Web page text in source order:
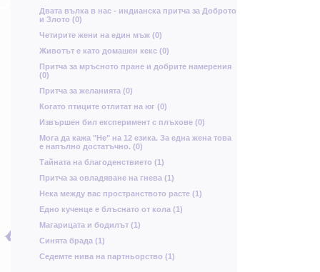
д К
м
Б
М
Х
П
Г
Д
щ
б
Двата вълка в нас - индианска притча за Доброто
и Злото (0)
Четирите жени на един мъж (0)
Животът е като домашен кекс (0)
Притча за мръсното пране и добрите намерения
(0)
Притча за желанията (0)
Когато птиците отлитат на юг (0)
Извършен бил експеримент с плъхове (0)
Мога да кажа "Не" на 12 езика. За една жена това
е напълно достатъчно. (0)
Тайната на благоденствието (1)
Притча за овладяване на гнева (1)
Нека между вас пространството расте (1)
Едно кученце е блъснато от кола (1)
Магарицата и бодилът (1)
Синята брада (1)
Седемте нива на партньорство (1)